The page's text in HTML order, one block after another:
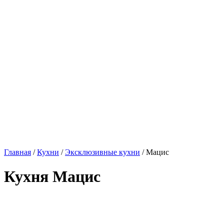
Главная /Кухни /Эксклюзивные кухни / Мацис
Кухня Мацис